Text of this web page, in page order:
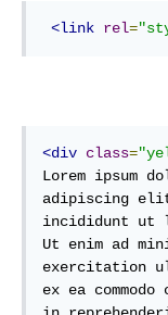
<link rel=
<div class=
Lorem ipsum
adipiscing
incididunt ut
Ut enim ad
exercitation
ex ea